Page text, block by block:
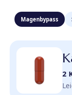
Magenbypass
2